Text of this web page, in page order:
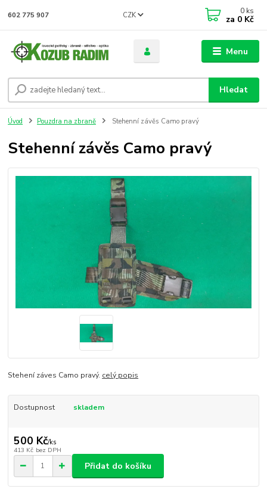
Menu
CZK
Hledat
602 775 907 0 ks
za 0 Kč
Úvod Pouzdra na zbraně Stehenní závěs Camo pravý
Stehenní závěs Camo pravý
Stehení záves Camo pravý. celý popis
Dostupnost skladem
500 Kč/ks
413 Kč bez DPH
Přidat do košíku